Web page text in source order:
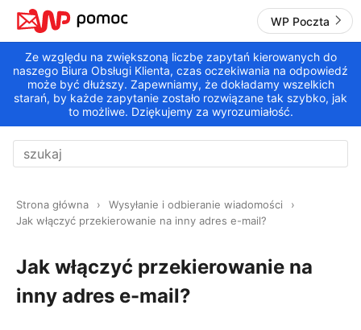
WP Poczta
Ze względu na zwiększoną liczbę zapytań kierowanych do
naszego Biura Obsługi Klienta, czas oczekiwania na odpowiedź
może być dłuższy. Zapewniamy, że dokładamy wszelkich
starań, by każde zapytanie zostało rozwiązane tak szybko, jak
to możliwe. Dziękujemy za wyrozumiałość.
Strona główna
Wysyłanie i odbieranie wiadomości
Jak włączyć przekierowanie na inny adres e-mail?
Jak włączyć przekierowanie na
inny adres e-mail?